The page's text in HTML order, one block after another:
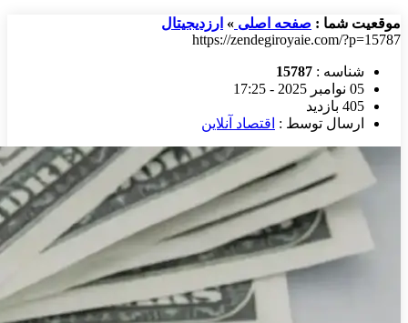
موقعیت شما : صفحه اصلی » ارزدیجیتال
https://zendegiroyaie.com/?p=15787
شناسه : 15787
05 نوامبر 2025 - 17:25
405 بازدید
ارسال توسط : اقتصاد آنلاین